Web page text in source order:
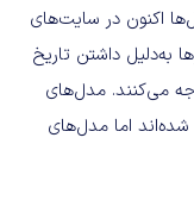
اکنون در سایت‌های
به‌دلیل داشتن تاریخ
جلب توجه می‌کنند. مدل‌های
شده‌اند اما مدل‌های